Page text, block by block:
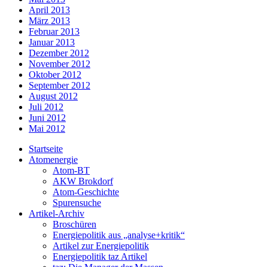
April 2013
März 2013
Februar 2013
Januar 2013
Dezember 2012
November 2012
Oktober 2012
September 2012
August 2012
Juli 2012
Juni 2012
Mai 2012
Startseite
Atomenergie
Atom-BT
AKW Brokdorf
Atom-Geschichte
Spurensuche
Artikel-Archiv
Broschüren
Energiepolitik aus „analyse+kritik“
Artikel zur Energiepolitik
Energiepolitik taz Artikel